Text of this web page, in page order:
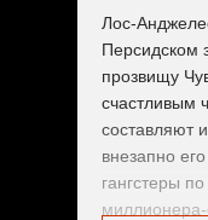
Лос-
Персидском
прозвищу
счастливым
составляют
внезапно
гангстеры